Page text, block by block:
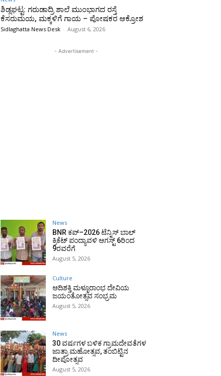
ಶಿಡ್ಲಘಟ್ಟ: ಗರುಡಾದ್ರಿ ಶಾಲೆ ಮುಂಭಾಗದ ರಸ್ತೆ
ಕೆಸರುಮಯ, ಮಕ್ಕಳಿಗೆ ಗಾಯ – ಪೋಷಕರ ಆಕ್ರೋಶ
Sidlaghatta News Desk - August 6, 2026
- Advertisement -
News
BNR ಕಪ್–2026 ಟೆನ್ನಿಸ್ ಬಾಲ್
ಕ್ರಿಕೆಟ್ ಪಂದ್ಯಾವಳಿ ಆಗಸ್ಟ್ 6ರಿಂದ
9ರವರೆಗೆ
August 5, 2026
Culture
ಆದಿಶಕ್ತಿ ಮಳ್ಳೂರಾಂಭ ದೇವಿಯ
ಜಯಂತೋತ್ಸವ ಸಂಭ್ರಮ
August 5, 2026
News
30 ವರ್ಷಗಳ ಬಳಿಕ ಗ್ರಾಮದೇವತೆಗಳ
ಜಾತ್ರಾ ಮಹೋತ್ಸವ, ತಂಬಿಟ್ಟಿನ
ದೀಪೋತ್ಸವ
August 5, 2026